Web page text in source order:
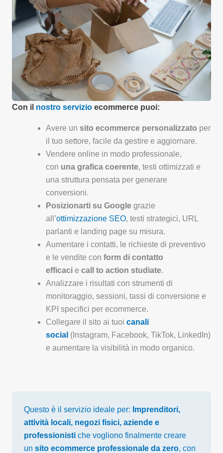
Con il nostro servizio ecommerce puoi:
Avere un sito ecommerce personalizzato per
il tuo settore, facile da gestire e aggiornare.
Vendere online in modo professionale,
con una grafica coerente, testi ottimizzati e
una struttura pensata per generare
conversioni.
Posizionarti su Google grazie
all’ottimizzazione SEO, testi strategici, URL
parlanti e landing page su misura.
Aumentare i contatti, le richieste di preventivo
e le vendite con form di contatto
efficaci e call to action studiate.
Analizzare i risultati con strumenti di
monitoraggio, sessioni, tassi di conversione e
KPI specifici per ecommerce.
Collegare il sito ai tuoi canali
social (Instagram, Facebook, TikTok, LinkedIn)
e aumentare la visibilità in modo organico.
Questo è il servizio ideale per: Imprenditori,
attività locali, negozi fisici, aziende e
professionisti che vogliono finalmente creare
un sito ecommerce professionale da zero, con